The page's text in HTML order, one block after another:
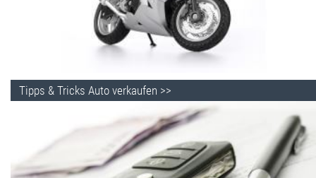
Tipps & Tricks Auto verkaufen >>